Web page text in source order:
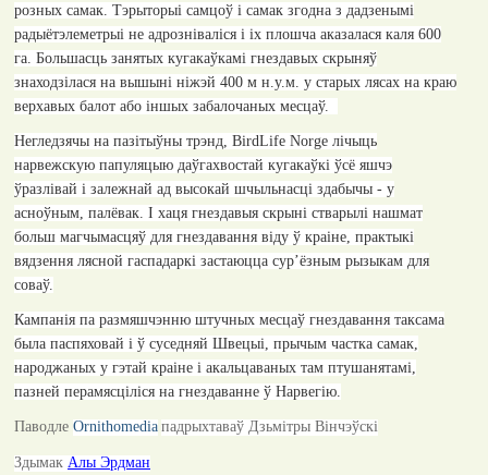
розных самак. Тэрыторыі самцоў і самак згодна з дадзенымі
радыётэлеметрыі не адрозніваліся і іх плошча аказалася каля 600
га. Большасць занятых кугакаўкамі гнездавых скрыняў
знаходзілася на вышыні ніжэй 400 м н.у.м. у старых лясах на краю
верхавых балот або іншых забалочаных месцаў.
Негледзячы на пазітыўны трэнд, BirdLife Norge лічыць
нарвежскую папуляцыю даўгахвостай кугакаўкі ўсё яшчэ
ўразлівай і залежнай ад высокай шчыльнасці здабычы - у
асноўным, палёвак. І хаця гнездавыя скрыні стварылі нашмат
больш магчымасцяў для гнездавання віду ў краіне, практыкі
вядзення лясной гаспадаркі застаюцца сур’ёзным рызыкам для
соваў.
Кампанія па размяшчэнню штучных месцаў гнездавання таксама
была паспяховай і ў суседняй Швецыі, прычым частка самак,
народжаных у гэтай краіне і акальцаваных там птушанятамі,
пазней перамясціліся на гнездаванне ў Нарвегію.
Паводле Ornithomedia падрыхтаваў Дзьмітры Вінчэўскі
Здымак Алы Эрдман